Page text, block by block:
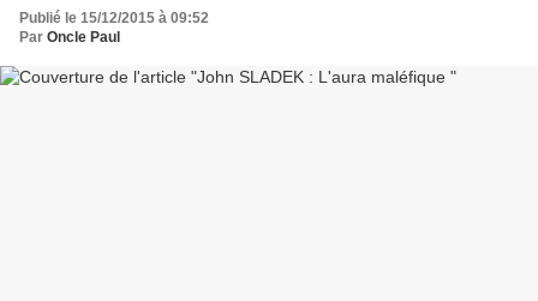
Publié le 15/12/2015 à 09:52
Par Oncle Paul